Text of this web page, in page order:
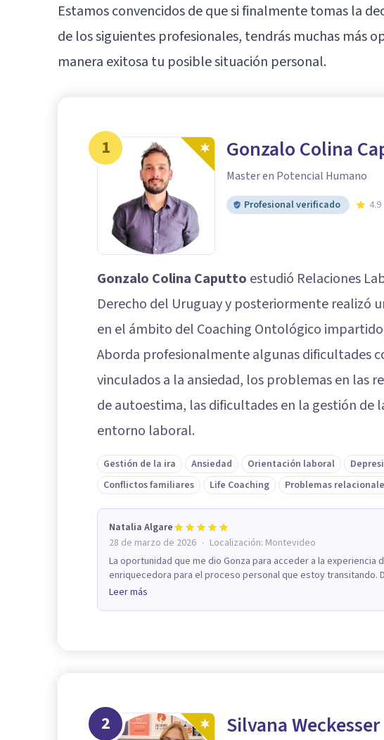
Estamos convencidos de que si finalmente tomas la
de los siguientes profesionales, tendrás muchas más
manera exitosa tu posible situación personal.
1 Gonzalo Colina
Master en Potencial Humano
Profesional verificado 4.9
Gonzalo Colina Caputto estudió Relaciones
Derecho del Uruguay y posteriormente realizó
en el ámbito del Coaching Ontológico impartido
Aborda profesionalmente algunas dificultades
vinculados a la ansiedad, los problemas en las
de autoestima, las dificultades en la gestión de
entorno laboral.
Gestión de la ira Ansiedad Orientación laboral
Conflictos familiares
Life Coaching Problemas
Natalia Algare
28 de marzo de 2026 · Localización: Montevideo
La oportunidad que me dio Gonza para acceder a la experiencia
enriquecedora para el proceso personal que estoy transitando.
Leer más
2 Silvana Weckesser